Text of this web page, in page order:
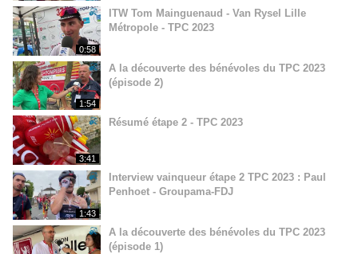
0:58
ITW Tom Mainguenaud - Van Rysel Lille
Métropole - TPC 2023
1:54
A la découverte des bénévoles du TPC 2023
(épisode 2)
3:41
Résumé étape 2 - TPC 2023
1:43
Interview vainqueur étape 2 TPC 2023 : Paul
Penhoet - Groupama-FDJ
A la découverte des bénévoles du TPC 2023
(épisode 1)